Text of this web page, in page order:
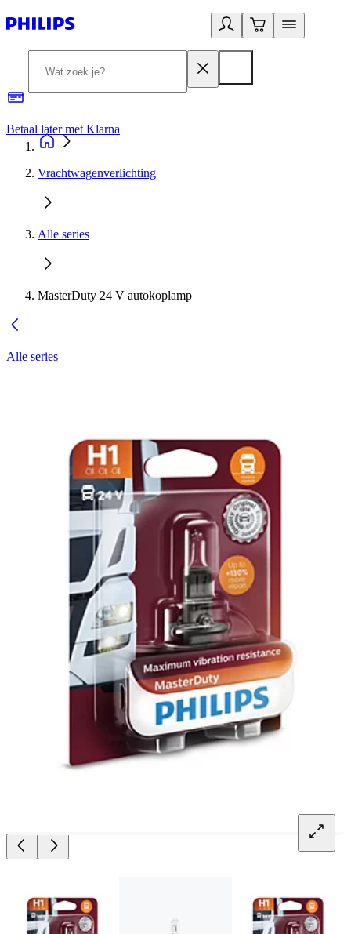
Betaal later met Klarna
Vrachtwagenverlichting
Alle series
MasterDuty 24 V autokoplamp
Alle series